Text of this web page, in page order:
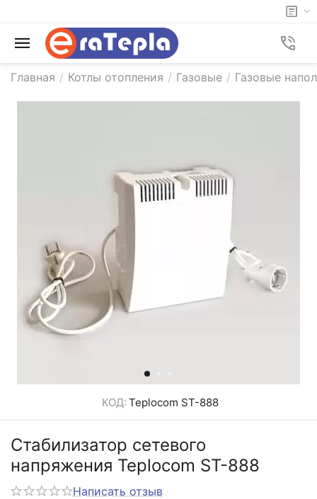
Главная / Котлы отопления / Газовые / Газовые
КОД: Teplocom ST-888
Стабилизатор сетевого
напряжения Teplocom ST-888
Написать отзыв